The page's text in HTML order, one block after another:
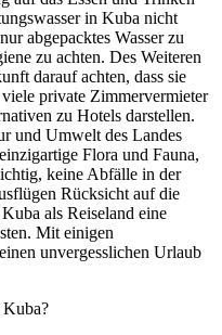
in Kuba nicht
abgepacktes Wasser zu
zu achten. Des Weiteren
darauf achten, dass sie
private Zimmervermieter
zu Hotels darstellen.
und Umwelt des Landes
Flora und Fauna,
keine Abfälle in der
Rücksicht auf die
als Reiseland eine
Mit einigen
unvergesslichen Urlaub
Kuba?